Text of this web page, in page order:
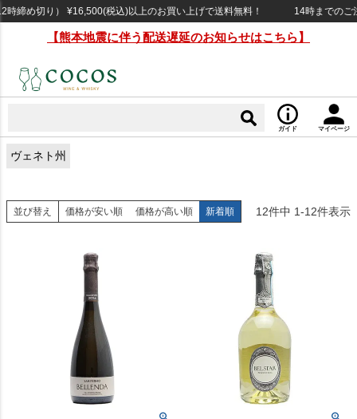
締め切り） ¥16,500(税込)以上のお買い上げで送料無料！ 14時までのご
【熊本地震に伴う配送遅延のお知らせはこちら】
ガイド マイページ
ヴェネト州
並び替え 価格が安い順 価格が高い順 新着順 12件中 1-12件表示